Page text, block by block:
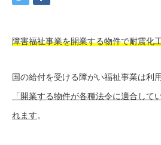
障害福祉事業を開業する物件で耐震化
国の給付を受ける障がい福祉事業は利
「開業する物件が各種法令に適合して
れます。